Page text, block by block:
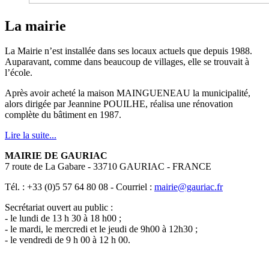
La mairie
La Mairie n’est installée dans ses locaux actuels que depuis 1988.
Auparavant, comme dans beaucoup de villages, elle se trouvait à
l’école.
Après avoir acheté la maison MAINGUENEAU la municipalité,
alors dirigée par Jeannine POUILHE, réalisa une rénovation
complète du bâtiment en 1987.
Lire la suite...
MAIRIE DE GAURIAC
7 route de La Gabare - 33710 GAURIAC - FRANCE
Tél. : +33 (0)5 57 64 80 08 - Courriel : mairie@gauriac.fr
Secrétariat ouvert au public :
- le lundi de 13 h 30 à 18 h00 ;
- le mardi, le mercredi et le jeudi de 9h00 à 12h30 ;
- le vendredi de 9 h 00 à 12 h 00.